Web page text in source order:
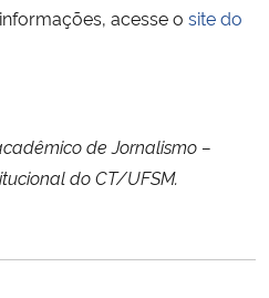
acesse o site do
de Jornalismo –
do CT/UFSM.